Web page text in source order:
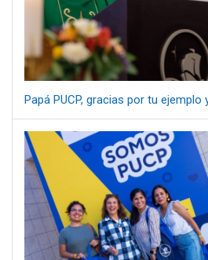
Papá PUCP, gracias por tu ejemplo